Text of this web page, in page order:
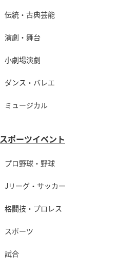
伝統・古典芸能
演劇・舞台
小劇場演劇
ダンス・バレエ
ミュージカル
スポーツイベント
プロ野球・野球
Jリーグ・サッカー
格闘技・プロレス
スポーツ
試合